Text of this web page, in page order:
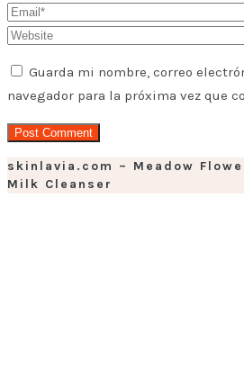
Guarda mi nombre, correo
navegador para la próxima vez que
skinlavia.com – Meadow
Milk Cleanser